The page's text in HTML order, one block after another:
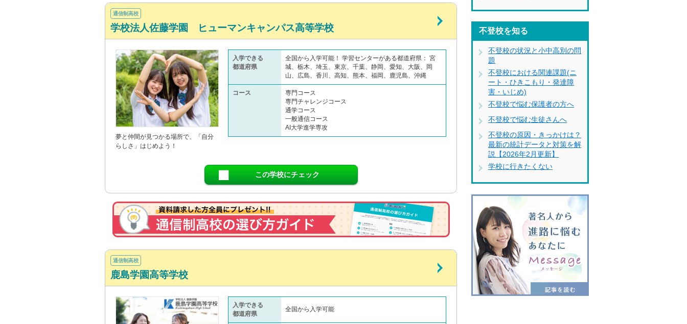
通信制高校
学校法人佐藤学園 ヒューマンキャンパス高等学校
夢と仲間が見つかる場所で、「自分
らしさ」はじめよう！
入学できる
都道府県
全国から入学可能！ 学習センターがある都道府県： 宮
城、栃木、埼玉、東京、千葉、静岡、愛知、大阪、岡
山、広島、香川、高知、熊本、福岡、鹿児島、沖縄
コース
専門コース
専門チャレンジコース
通学コース
一般通信コース
AI大学進学専攻
この学校にチェック
通信制高校
鹿島学園高等学校
入学できる
都道府県
全国から入学可能
不登校を知る
不登校の状況と小中高別の問
題
不登校における関連課題(ニ
ート・ひきこもり・発達障
害・いじめ)
不登校で悩む保護者の方へ
不登校で悩む生徒さんへ
不登校の原因・きっかけは？
最新の統計データと対策を解
説【2026年2月更新】
学校に行きたくない